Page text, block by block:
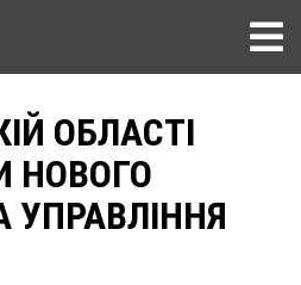
ОБЛАСТІ
НОВОГО